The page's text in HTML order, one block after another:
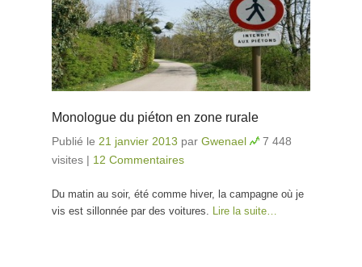
Monologue du piéton en zone rurale
Publié le 21 janvier 2013 par Gwenael
7 448
visites | 12 Commentaires
Du matin au soir, été comme hiver, la campagne où je
vis est sillonnée par des voitures. Lire la suite…